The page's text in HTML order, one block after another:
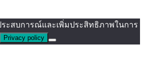
ะสบการณ์และเพิ่มประสิทธิภาพในการ
Privacy policy